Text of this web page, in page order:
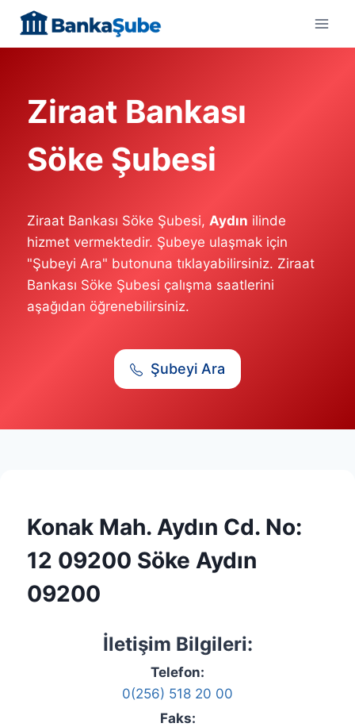
content
Ziraat Bankası
Söke Şubesi
Ziraat Bankası Söke Şubesi, Aydın ilinde
hizmet vermektedir. Şubeye ulaşmak için
"Şubeyi Ara" butonuna tıklayabilirsiniz. Ziraat
Bankası Söke Şubesi çalışma saatlerini
aşağıdan öğrenebilirsiniz.
Şubeyi Ara
Konak Mah. Aydın Cd. No:
12 09200 Söke Aydın
09200
İletişim Bilgileri:
Telefon:
0(256) 518 20 00
Faks: